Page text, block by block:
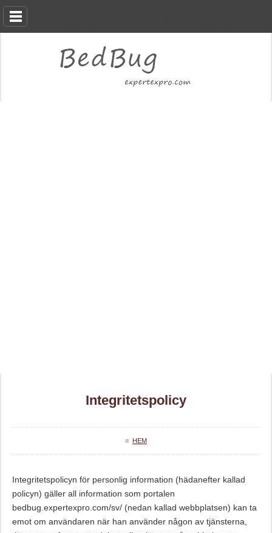
Integritetspolicy
≡ HEM
Integritetspolicyn för personlig information (hädanefter kallad
policyn) gäller all information som portalen
bedbug.expertexpro.com/sv/ (nedan kallad webbplatsen) kan ta
emot om användaren när han använder någon av tjänsterna,